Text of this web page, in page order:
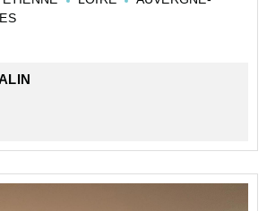
un chauffage individuel